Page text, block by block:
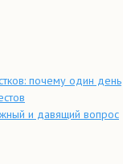
почему один день
и давящий вопрос